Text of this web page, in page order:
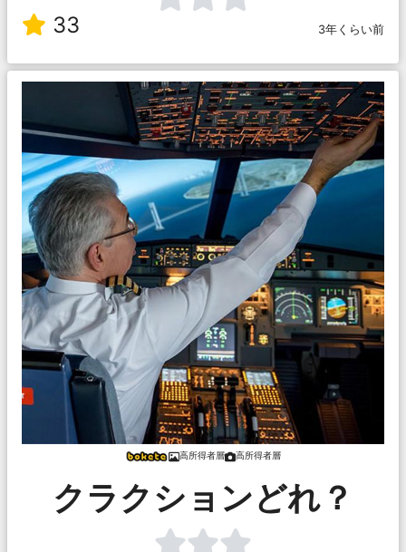
33 3年くらい前
高所得者層 高所得者層
クラクションどれ？